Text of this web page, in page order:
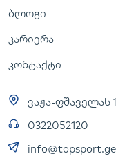
ბლოგი
კარიერა
კონტაქტი
ვაჟა-
0322052120
info@topsport.ge